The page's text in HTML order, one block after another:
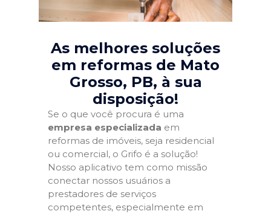
As melhores soluções
em reformas de Mato
Grosso, PB, à sua
disposição!
Se o que você procura é uma
empresa especializada em
reformas de imóveis, seja residencial
ou comercial, o Grifo é a solução!
Nosso aplicativo tem como missão
conectar nossos usuários a
prestadores de serviços
competentes, especialmente em